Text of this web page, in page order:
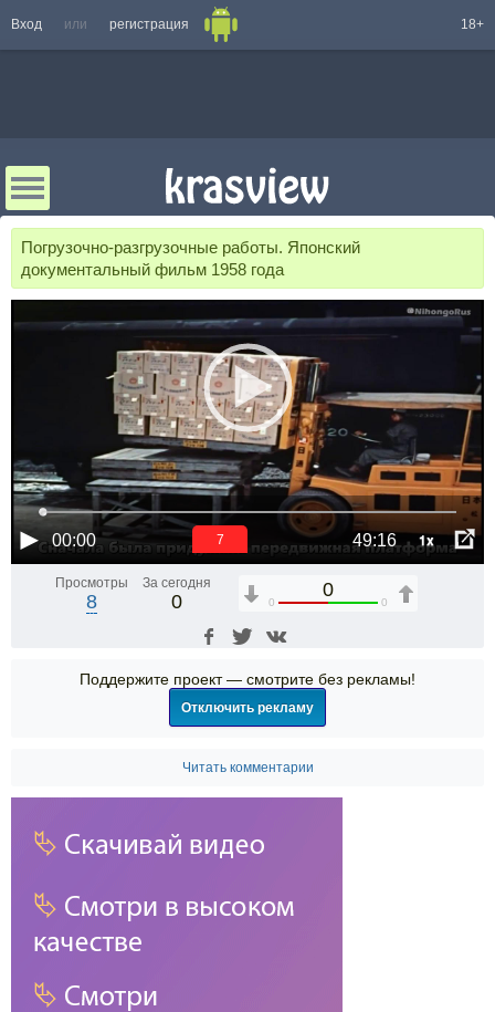
Вход или регистрация 18+
Погрузочно-разгрузочные работы. Японский
документальный фильм 1958 года
00:00 49:16 1x
6
Просмотры
8
За сегодня
0
0
0 0
Поддержите проект — смотрите без рекламы!
Отключить рекламу
Читать комментарии